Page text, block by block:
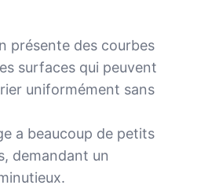
présente des courbes
surfaces qui peuvent
uniformément sans
a beaucoup de petits
demandant un